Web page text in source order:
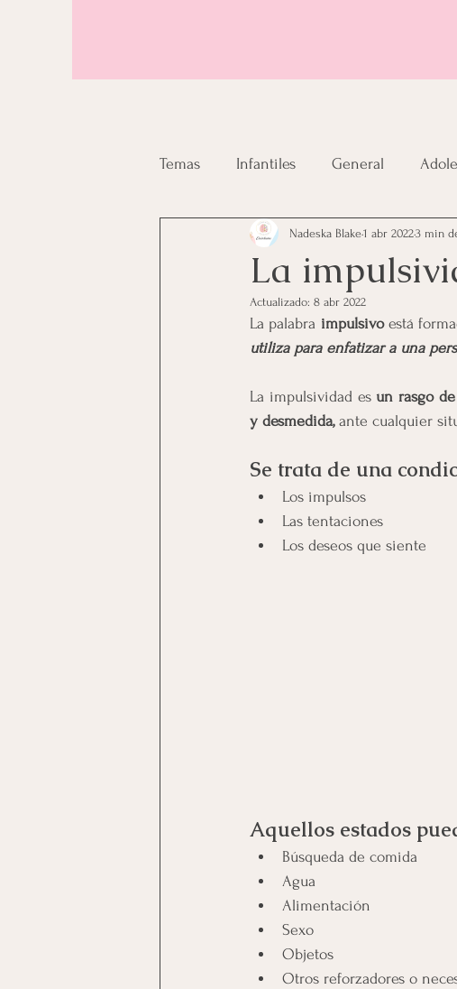
Temas Infantiles General
La
Nadeska Blake1 abr 20223 min
Actualizado: 8 abr 2022
La palabra impulsivo está
utiliza para enfatizar a una
La impulsividad es un rasgo
y desmedida, ante cualquier
Se trata de una
Los impulsos
Las tentaciones
Los deseos que siente
Aquellos estados
Búsqueda de comida
Agua
Alimentación
Sexo
Objetos
Otros reforzadores o